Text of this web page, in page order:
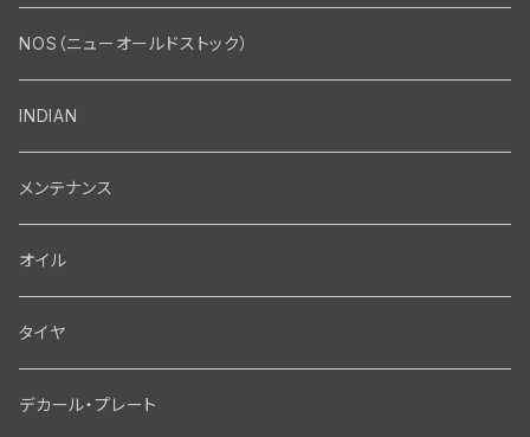
エンジン・シリンダーヘッド
バルブ・タペット関係
マフラー・インテーク・キャブレター
マフラー関係
インテーク・キャブレター関係
エレクトリカル
ジェネレーター関係
ディストリビューター関係
駆動系
ドライブチェーン関係
スプロケット・ベルトドライブキット
フロントフォーク・フレーム
フロントフォーク関係
ソフテイル用 New Springer Fork
シート・サドルバッグ
シートポスト関係
ハンドルバー・タンク・フェンダー
Bolt・Nut
Nut
Screw
Front End・Rear End
Wheel-Brake
Fork-Shockabsorber
Motor
Motor
Carbrator
Transmission・Primary
Transmission-Shifter
Primary-clutch-Kickstarter
Gastank・Oiltank
Oilline
Electrical
NOS（ニューオールドストック）
INDIAN
メンテナンス
オイル
タイヤ
デカール・プレート